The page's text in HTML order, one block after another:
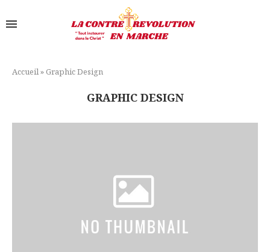
Accueil» Graphic Design
GRAPHIC DESIGN